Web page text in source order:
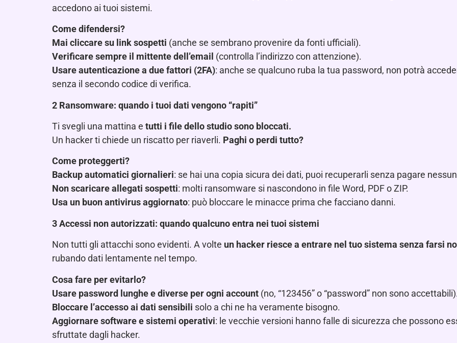
accedono ai tuoi sistemi.
Come difendersi?
Mai cliccare su link sospetti (anche se sembrano provenire da fonti ufficiali).
Verificare sempre il mittente dell’email (controlla l’indirizzo con attenzione).
Usare autenticazione a due fattori (2FA): anche se qualcuno ruba la tua password, non potrà
senza il secondo codice di verifica.
2️ Ransomware: quando i tuoi dati vengono “rapiti”
Ti svegli una mattina e tutti i file dello studio sono bloccati.
Un hacker ti chiede un riscatto per riaverli. Paghi o perdi tutto?
Come proteggerti?
Backup automatici giornalieri: se hai una copia sicura dei dati, puoi recuperarli senza pagare
Non scaricare allegati sospetti: molti ransomware si nascondono in file Word, PDF o ZIP.
Usa un buon antivirus aggiornato: può bloccare le minacce prima che facciano danni.
3️Accessi non autorizzati: quando qualcuno entra nei tuoi sistemi
Non tutti gli attacchi sono evidenti. A volte un hacker riesce a entrare nel tuo sistema senza farsi
rubando dati lentamente nel tempo.
Cosa fare per evitarlo?
Usare password lunghe e diverse per ogni account (no, “123456” o “password” non sono
Bloccare l’accesso ai dati sensibili solo a chi ne ha veramente bisogno.
Aggiornare software e sistemi operativi: le vecchie versioni hanno falle di sicurezza che possono
sfruttate dagli hacker.